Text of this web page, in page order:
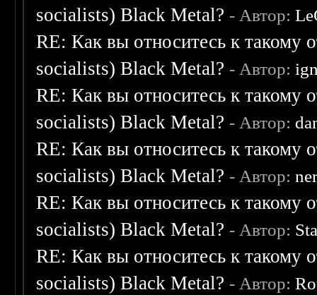
socialists) Black Metal? - Автор:
RE: Как вы относитесь к такому
socialists) Black Metal? - Автор:
RE: Как вы относитесь к такому
socialists) Black Metal? - Автор:
RE: Как вы относитесь к такому
socialists) Black Metal? - Автор:
RE: Как вы относитесь к такому
socialists) Black Metal? - Автор:
RE: Как вы относитесь к такому
socialists) Black Metal? - Автор: